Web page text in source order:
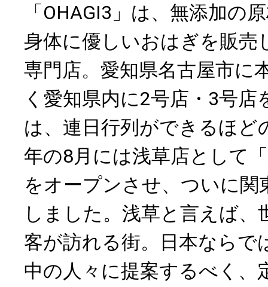
「OHAGI3」は、無添加の
身体に優しいおはぎを販売
専門店。愛知県名古屋市に
く愛知県内に2号店・3号
は、連日行列ができるほど
年の8月には浅草店として
をオープンさせ、ついに関
しました。浅草と言えば、
客が訪れる街。日本ならで
中の人々に提案するべく、